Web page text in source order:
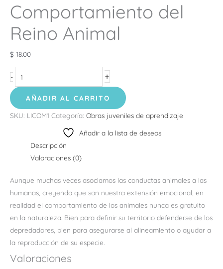
Comportamiento del
Reino Animal
$ 18.00
- +
AÑADIR AL CARRITO
SKU: LICOM1 Categoría: Obras juveniles de aprendizaje
Añadir a la lista de deseos
Descripción
Valoraciones (0)
Aunque muchas veces asociamos las conductas animales a las
humanas, creyendo que son nuestra extensión emocional, en
realidad el comportamiento de los animales nunca es gratuito
en la naturaleza. Bien para definir su territorio defenderse de los
depredadores, bien para asegurarse al alineamiento o ayudar a
la reproducción de su especie.
Valoraciones